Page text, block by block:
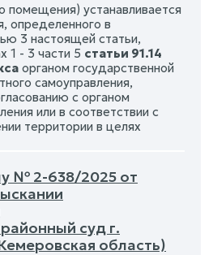
помещения) устанавливается
определенного в
3 настоящей статьи,
1 - 3 части 5 статьи 91.14
органом государственной
самоуправления,
с органом
или в соответствии с
территории в целях
№ 2-638/2025 от
суд г.
область)